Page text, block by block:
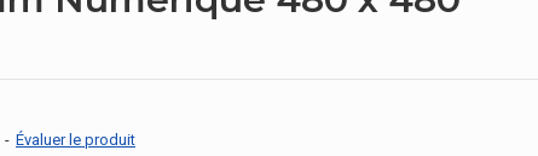
- Évaluer le produit